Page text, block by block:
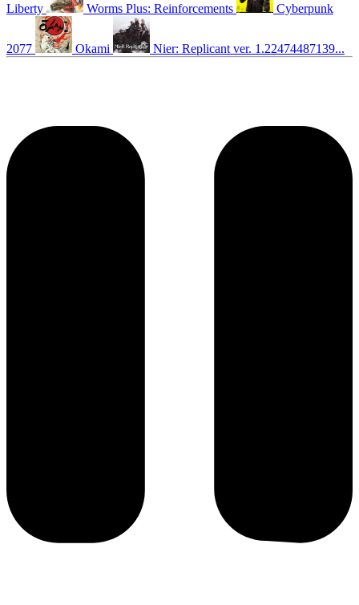
Liberty Worms Plus: Reinforcements Cyberpunk
2077 Okami Nier: Replicant ver. 1.22474487139...